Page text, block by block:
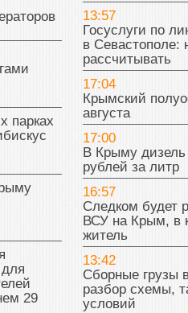
парках
29
13:57
Госуслуги по
в Севастополе:
рассчитывать
17:04
Крымский
августа
17:00
В Крыму
рублей за литр
16:57
Следком будет
ВСУ на Крым, в
житель
13:42
Сборные грузы
разбор схемы,
условий